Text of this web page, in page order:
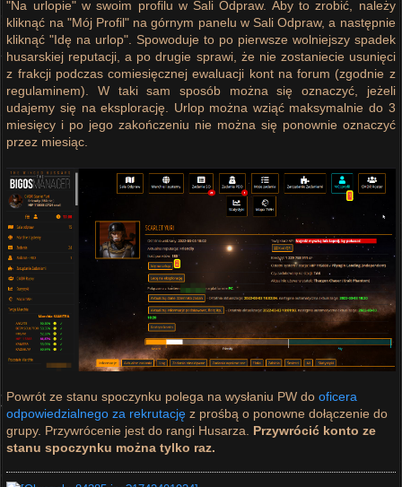
"Na urlopie" w swoim profilu w Sali Odpraw. Aby to zrobić, należy
kliknąć na "Mój Profil" na górnym panelu w Sali Odpraw, a następnie
kliknąć "Idę na urlop". Spowoduje to po pierwsze wolniejszy spadek
husarskiej reputacji, a po drugie sprawi, że nie zostaniecie usunięci
z frakcji podczas comiesięcznej ewaluacji kont na forum (zgodnie z
regulaminem). W taki sam sposób można się oznaczyć, jeżeli
udajemy się na eksplorację. Urlop można wziąć maksymalnie do 3
miesięcy i po jego zakończeniu nie można się ponownie oznaczyć
przez miesiąc.
Powrót ze stanu spoczynku polega na wysłaniu PW dooficera
odpowiedzialnego za rekrutację z prośbą o ponowne dołączenie do
grupy. Przywrócenie jest do rangi Husarza. Przywrócić konto ze
stanu spoczynku można tylko raz.